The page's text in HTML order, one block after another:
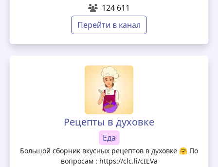
124 611
Перейти в канал
Рецепты в духовке
Еда
Большой сборник вкусных рецептов в духовке 🤗 По
вопросам : https://clc.li/cIEVa